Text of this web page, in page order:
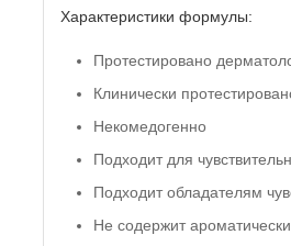
Характеристики формулы:
Протестировано
Клинически
Некомедогенно
Подходит для
Подходит обладателям
Не содержит